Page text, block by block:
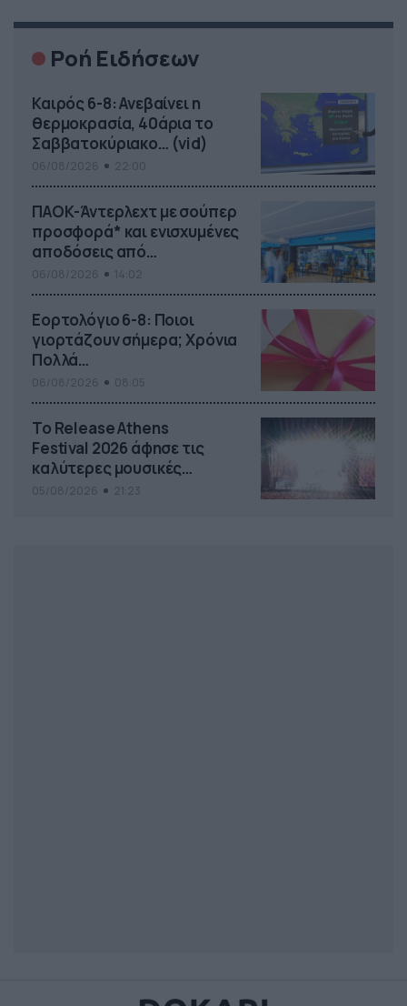
Ροή Ειδήσεων
Καιρός 6-8: Ανεβαίνει η
θερμοκρασία, 40άρια το
Σαββατοκύριακο… (vid)
ΠΑΟΚ-Άντερλεχτ με σούπερ
προσφορά* και ενισχυμένες
αποδόσεις από
το Pamestoixima.gr
Εορτολόγιο 6-8: Ποιοι
γιορτάζουν σήμερα; Χρόνια
Πολλά…
Το Release Athens
Festival 2026 άφησε τις
καλύτερες μουσικές
αναμνήσεις